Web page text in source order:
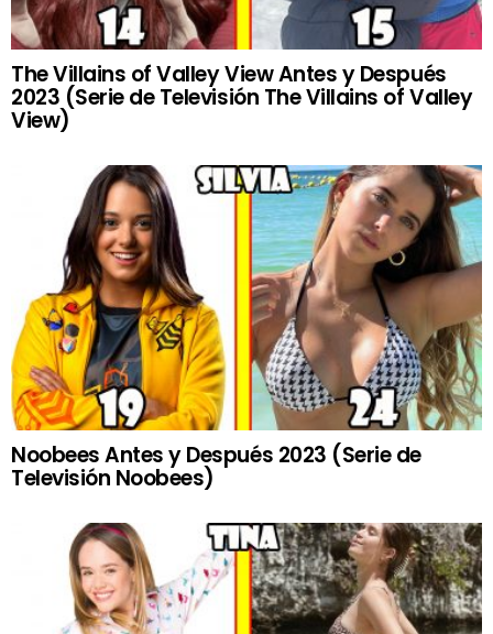
The Villains of Valley View Antes y Después
2023 (Serie de Televisión The Villains of Valley
View)
Noobees Antes y Después 2023 (Serie de
Televisión Noobees)